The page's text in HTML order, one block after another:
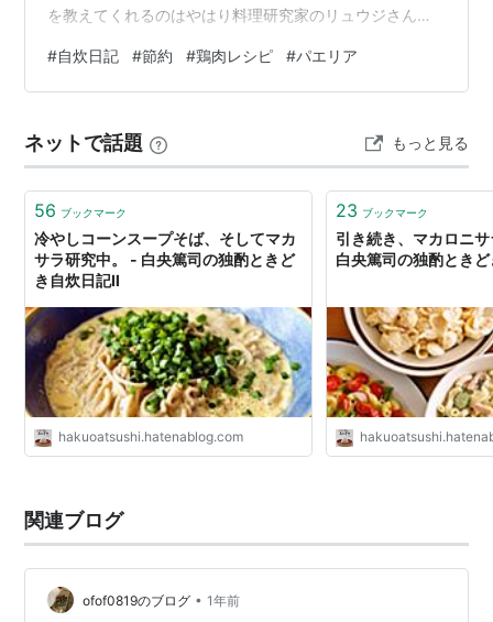
を教えてくれるのはやはり料理研究家のリュウジさん。
ピは色々試してみてお世話になりました。
www.youtube.com 今回参考にさせて頂いたのは､やけく
いですね。 私の冷凍庫冷蔵庫の中に貯蔵されている数少
ない食材の一つです。 動画サムネイルのパリパリに焼け
た鶏肉がとても美味しそうです。…
#自炊日記 #節約 #鶏肉レシピ #パエリア
ネットで話題 もっと見る
56 ブックマーク
冷やしコーンスープそば、そしてマカ
サラ研究中。 - 白央篤司の独酌ときど
き自炊日記Ⅱ
hakuoatsushi.hatenablog.com
23 ブックマーク
引き続き、マカロニ
白央篤司の独酌とき
関連ブログ
ofof0819のブログ • 1年前